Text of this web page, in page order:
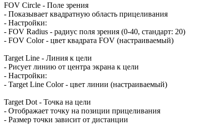
FOV Circle - Поле зрения
- Показывает квадратную область прицеливания
- Настройки:
- FOV Radius - радиус поля зрения (0-40, стандарт: 20)
- FOV Color - цвет квадрата FOV (настраиваемый)
Target Line - Линия к цели
- Рисует линию от центра экрана к цели
- Настройки:
- Target Line Color - цвет линии (настраиваемый)
Target Dot - Точка на цели
- Отображает точку на позиции прицеливания
- Размер точки зависит от дистанции